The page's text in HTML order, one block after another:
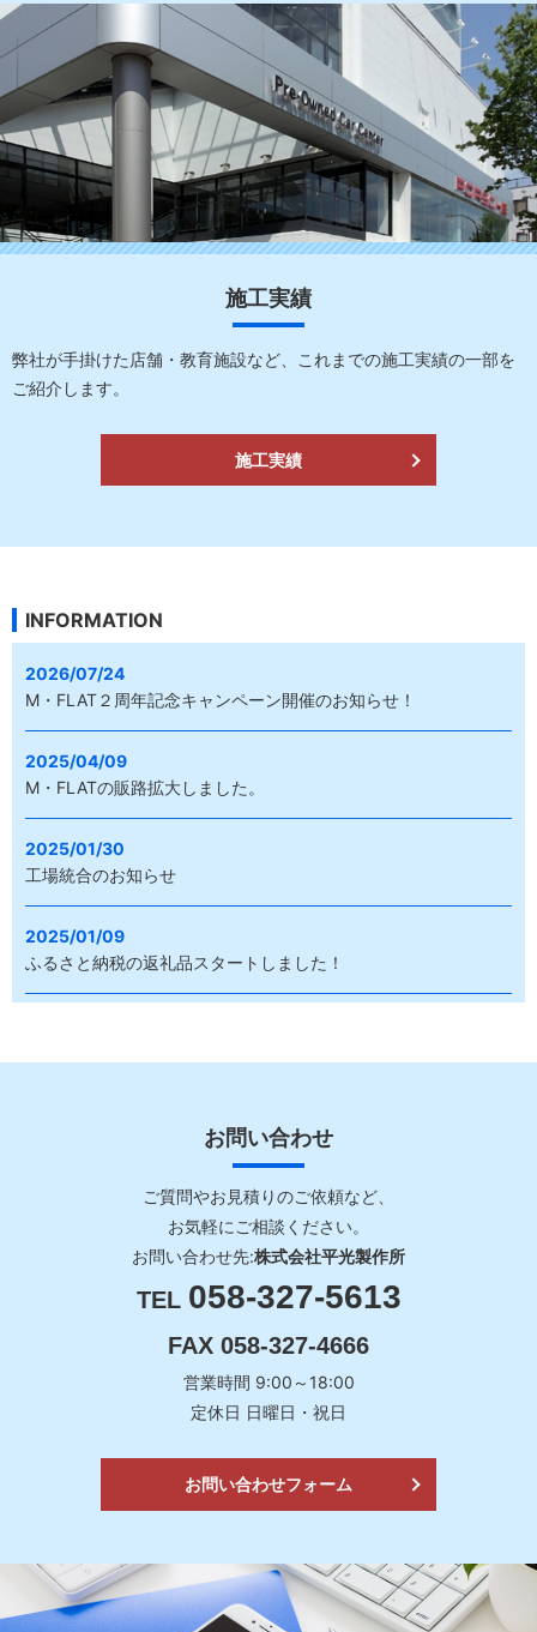
施工実績
弊社が手掛けた店舗・教育施設など、これまでの施工実績の一部を
ご紹介します。
施工実績
INFORMATION
2026/07/24
M・FLAT２周年記念キャンペーン開催のお知らせ！
2025/04/09
M・FLATの販路拡大しました。
2025/01/30
工場統合のお知らせ
2025/01/09
ふるさと納税の返礼品スタートしました！
M・FLATに新商品を追加しました！
ECサイト（ネットショップ）をオープンしました。
SNSアカウントを開設しました。
株式会社平光製作所のホームページを新しくオープンしました。
お問い合わせ
ご質問やお見積りのご依頼など、
お気軽にご相談ください。
お問い合わせ先:株式会社平光製作所
TEL 058-327-5613
FAX 058-327-4666
営業時間 9:00～18:00
定休日 日曜日・祝日
お問い合わせフォーム